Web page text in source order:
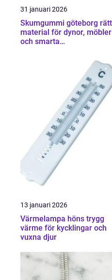
31 januari 2026
Skumgummi göteborg rätt
material för dynor, möbler
och smarta
13 januari 2026
Värmelampa höns trygg
värme för kycklingar och
vuxna djur